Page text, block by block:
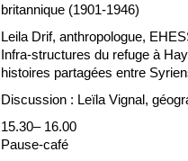
britannique (1901-1946)
Leila Drif, anthropologue,
Infra-structures du refuge à
histoires partagées entre
Discussion : Leïla Vignal,
15.30– 16.00
Pause-café